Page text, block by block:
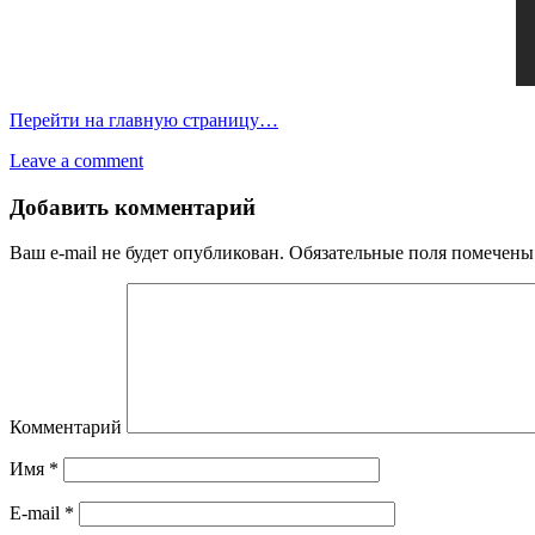
Перейти на главную страницу…
Leave a comment
Добавить комментарий
Ваш e-mail не будет опубликован. Обязательные поля
Комментарий
Имя *
E-mail *